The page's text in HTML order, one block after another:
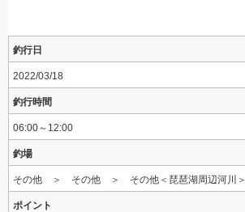
釣行日
2022/03/18
釣行時間
06:00～12:00
釣場
その他 ＞ その他 ＞ その他＜琵琶湖周辺河川＞
ポイント